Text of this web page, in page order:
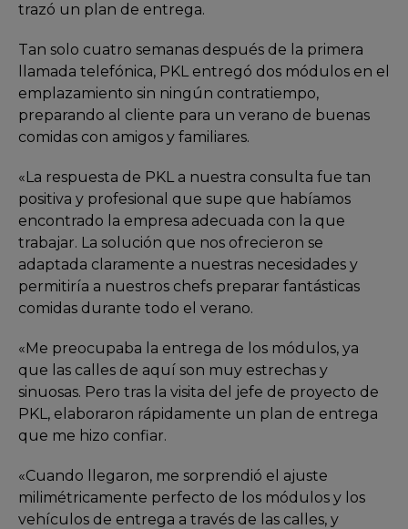
trazó un plan de entrega.
Tan solo cuatro semanas después de la primera
llamada telefónica, PKL entregó dos módulos en el
emplazamiento sin ningún contratiempo,
preparando al cliente para un verano de buenas
comidas con amigos y familiares.
«La respuesta de PKL a nuestra consulta fue tan
positiva y profesional que supe que habíamos
encontrado la empresa adecuada con la que
trabajar. La solución que nos ofrecieron se
adaptada claramente a nuestras necesidades y
permitiría a nuestros chefs preparar fantásticas
comidas durante todo el verano.
«Me preocupaba la entrega de los módulos, ya
que las calles de aquí son muy estrechas y
sinuosas. Pero tras la visita del jefe de proyecto de
PKL, elaboraron rápidamente un plan de entrega
que me hizo confiar.
«Cuando llegaron, me sorprendió el ajuste
milimétricamente perfecto de los módulos y los
vehículos de entrega a través de las calles, y